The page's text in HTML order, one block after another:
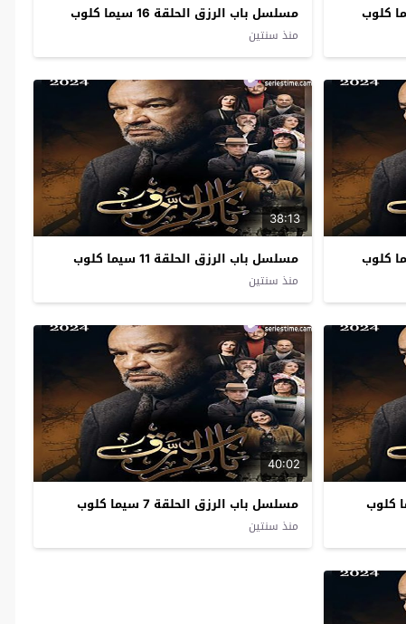
مسلسل باب الرزق الحلقة 16 سيما كلوب
منذ سنتين
38:13
مسلسل باب الرزق الحلقة 11 سيما كلوب
منذ سنتين
40:02
مسلسل باب الرزق الحلقة 7 سيما كلوب
منذ سنتين